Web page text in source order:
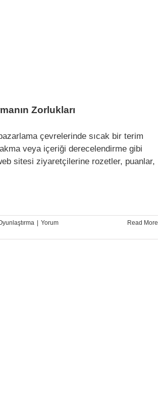
Zorlukları
çevrelerinde sıcak bir terim
veya içeriği derecelendirme gibi
sitesi ziyaretçilerine rozetler, puanlar,
Yorum
Read More